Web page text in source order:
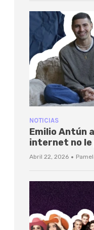
NOTICIAS
Emilio Antún
internet no le
Abril 22, 2026 ·